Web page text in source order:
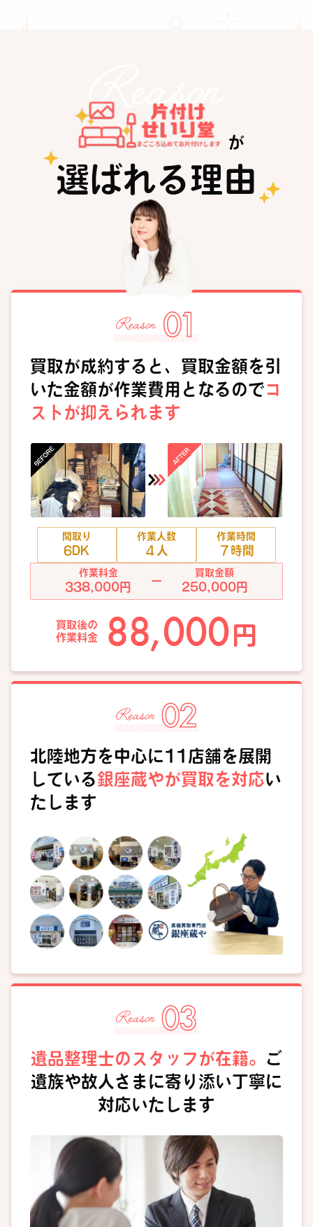
が
選ばれる理由
買取が成約すると、買取金額を引
いた金額が作業費用となるのでコ
ストが抑えられます
間取り
6DK
作業人数
４人
作業時間
７時間
作業料金
338,000円
ー
買取金額
250,000円
買取後の
作業料金
88,000 円
北陸地方を中心に11店舗を展開
している銀座蔵やが買取を対応い
たします
遺品整理士のスタッフが在籍。 ご
遺族や故人さまに寄り添い丁寧に
対応いたします